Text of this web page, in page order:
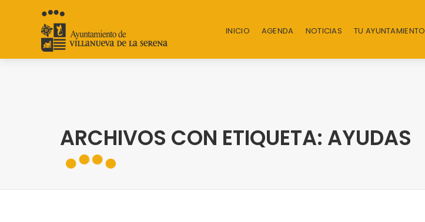
INICIO AGENDA NOTICIAS TU AYUNTAMIENTO
ARCHIVOS CON ETIQUETA: AYUDAS